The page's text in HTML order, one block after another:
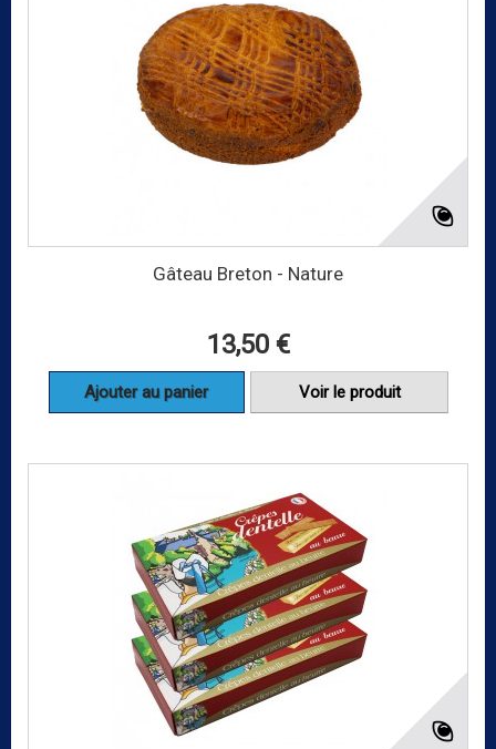
Gâteau Breton - Nature
13,50 €
Ajouter au panier Voir le produit